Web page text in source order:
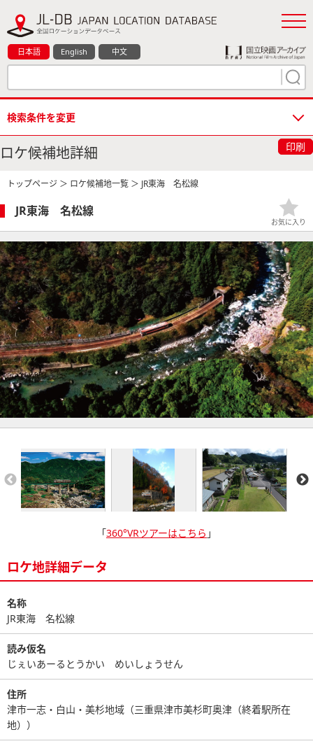
日本語 English 中文
検索条件を変更
ロケ候補地詳細 印刷
トップページ ＞ ロケ候補地一覧 ＞ JR東海 名松線
JR東海 名松線
お気に入り
「360°VRツアーはこちら 」
ロケ地詳細データ
名称
JR東海 名松線
読み仮名
じぇいあーるとうかい めいしょうせん
住所
津市一志・白山・美杉地域（三重県津市美杉町奥津（終着駅所在
地））